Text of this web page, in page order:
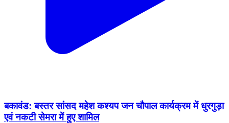
बकावंड: बस्तर सांसद महेश कश्यप जन चौपाल कार्यक्रम में धुरगुड़ा
एवं नकटी सेमरा में हुए शामिल